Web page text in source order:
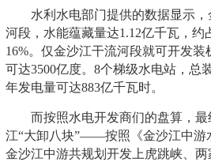
水利水电部门提供的数据显示，
河段，水能蕴藏量达1.12亿千瓦，约
16%。仅金沙江干流河段就可开发装
可达3500亿度。8个梯级水电站，总
年发电量可达883亿千瓦时。
而按照水电开发商们的盘算，最
江“大卸八块”——按照《金沙江中游
金沙江中游共规划开发上虎跳峡、